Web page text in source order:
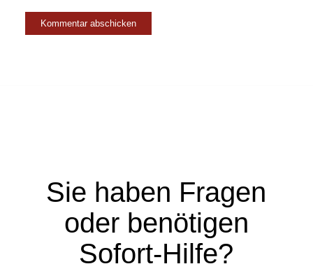
Sie haben Fragen
oder benötigen
Sofort-Hilfe?